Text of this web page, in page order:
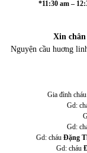
*11:30 am –
Xin
Nguyện cầu huơng
Gia đình cháu
Gd:
Gd:
Gd: cháu Đặng
Gd: cháu